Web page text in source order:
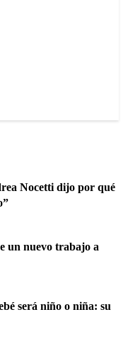
Nocetti dijo por qué
un nuevo trabajo a
será niño o niña: su